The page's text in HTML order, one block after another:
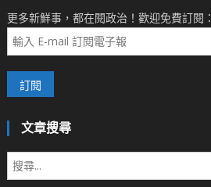
更多新鮮事，都在閱政治！歡迎免費訂閱：
文章搜尋